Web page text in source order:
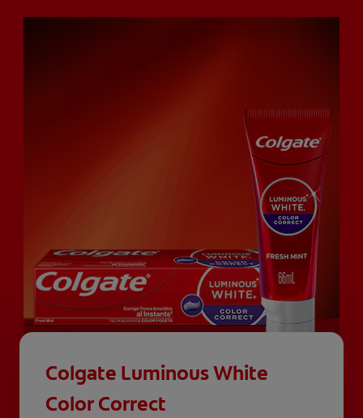
Colgate Luminous White
Color Correct